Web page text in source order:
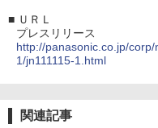
■ ＵＲＬ
プレスリリース
http://panasonic.co.jp/
1/jn111115-1.html
関連記事